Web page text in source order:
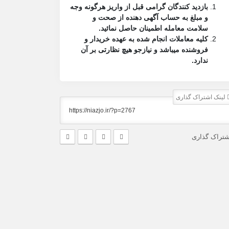
بازدید کنندگان گرامی قبل از واریز هرگونه وجه
و مبلغ به حساب آگهی دهنده از صحت و
سلامت معامله اطمینان حاصل نمائید.
کلیه معاملات انجام شده به عهده خریدار و
فروشنده میباشد و نیازجو هیچ نظارتی بر آن
ندارد.
لینک اشتراک گذاری
گذاری